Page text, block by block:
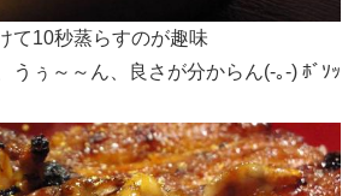
て10秒蒸らすのが趣味
うぅ～～ん、良さが分からん(-｡-) ﾎﾞｿｯ